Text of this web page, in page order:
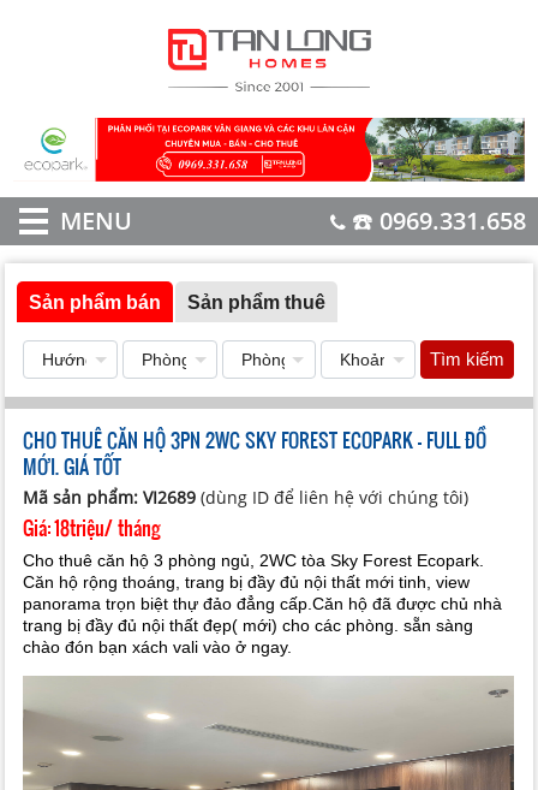
MENU ☎️ 0969.331.658
Sản phẩm bán Sản phẩm thuê
Tìm kiếm
CHO THUÊ CĂN HỘ 3PN 2WC SKY FOREST ECOPARK - FULL ĐỒ
MỚI. GIÁ TỐT
Mã sản phẩm: VI2689(dùng ID để liên hệ với chúng tôi)
Giá:18triệu/ tháng
Cho thuê căn hộ 3 phòng ngủ, 2WC tòa Sky Forest Ecopark.
Căn hộ rộng thoáng, trang bị đầy đủ nội thất mới tinh, view
panorama trọn biệt thự đảo đẳng cấp.Căn hộ đã được chủ nhà
trang bị đầy đủ nội thất đẹp( mới) cho các phòng. sẵn sàng
chào đón bạn xách vali vào ở ngay.